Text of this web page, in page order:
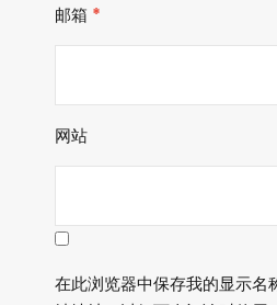
邮箱 *
网站
在此浏览器中保存我的显示名